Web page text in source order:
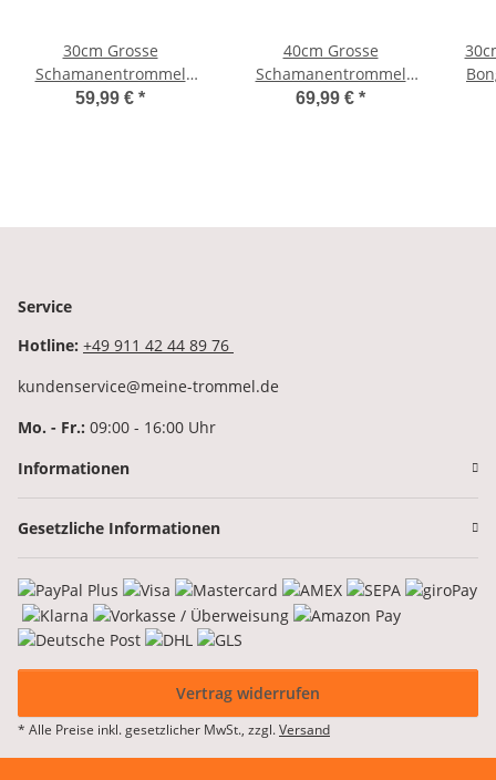
30cm Grosse
Schamanentrommel
Geronimo Gemalt
59,99 € *
40cm Grosse
Schamanentrommel
Wolf Gemalt
69,99 € *
Service
Hotline: +49 911 42 44 89 76
kundenservice@meine-trommel.de
Mo. - Fr.: 09:00 - 16:00 Uhr
Informationen
Gesetzliche Informationen
Vertrag widerrufen
* Alle Preise inkl. gesetzlicher MwSt., zzgl.Versand